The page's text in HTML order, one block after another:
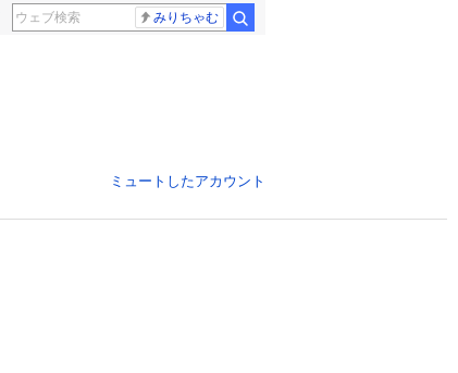
みりちゃむ
ミュートしたアカウント